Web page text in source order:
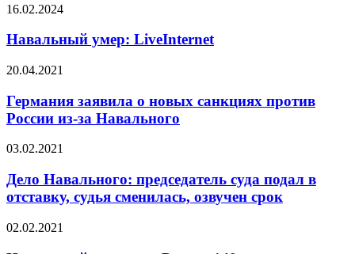
16.02.2024
Навальный умер: LiveInternet
20.04.2021
Германия заявила о новых санкциях против
России из-за Навального
03.02.2021
Дело Навального: председатель суда подал в
отставку, судья сменилась, озвучен срок
02.02.2021